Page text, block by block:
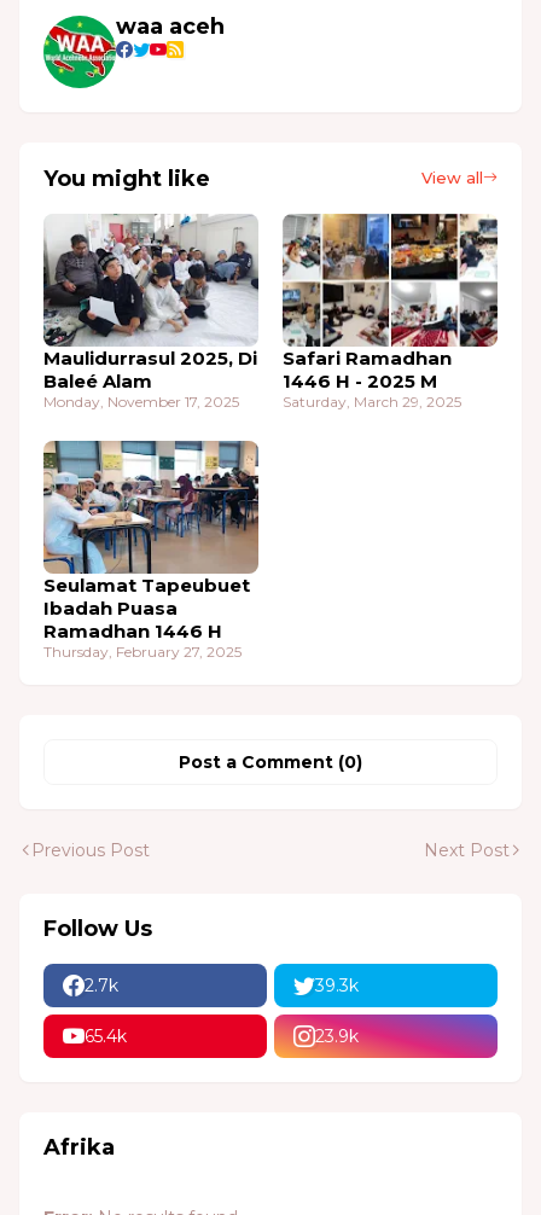
waa aceh
You might like View all
Maulidurrasul 2025, Di
Baleé Alam
Monday, November 17, 2025
Safari Ramadhan
1446 H - 2025 M
Saturday, March 29, 2025
Seulamat Tapeubuet
Ibadah Puasa
Ramadhan 1446 H
Thursday, February 27, 2025
Post a Comment (0)
Previous Post Next Post
Follow Us
2.7k 39.3k
65.4k 23.9k
Afrika